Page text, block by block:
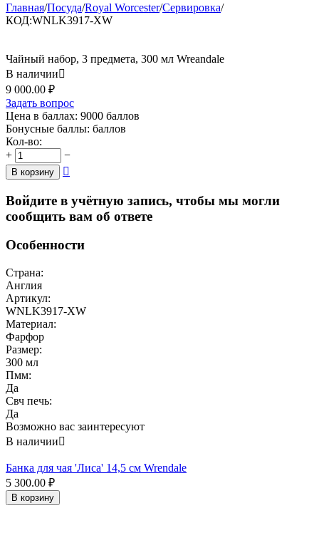
Главная/Посуда/Royal Worcester/Сервировка/
КОД:WNLK3917-XW
Чайный набор, 3 предмета, 300 мл Wreandale
В наличии
9 000.00 ₽
Задать вопрос
Цена в баллах: 9000 баллов
Бонусные баллы: баллов
Кол-во:
+
−
В корзину 
Войдите в учётную запись, чтобы мы могли
сообщить вам об ответе
Особенности
Страна:
Англия
Артикул:
WNLK3917-XW
Материал:
Фарфор
Размер:
300 мл
Пмм:
Да
Свч печь:
Да
Возможно вас заинтересуют
В наличии
Банка для чая 'Лиса' 14,5 см Wrendale
5 300.00 ₽
В корзину